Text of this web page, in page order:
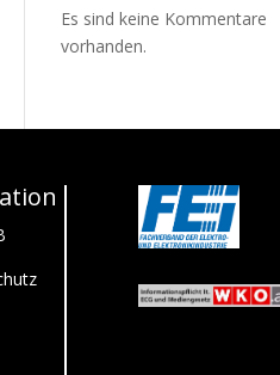
Es sind keine Kommentare
vorhanden.